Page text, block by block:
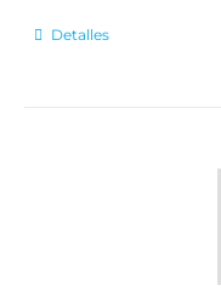
Detalles